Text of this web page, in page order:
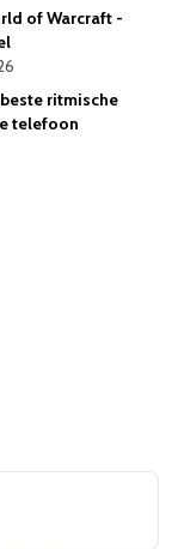
of Warcraft -
ritmische
telefoon